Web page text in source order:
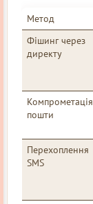
Метод
Фішинг через
директу
Компрометація
пошти
Перехоплення
SMS